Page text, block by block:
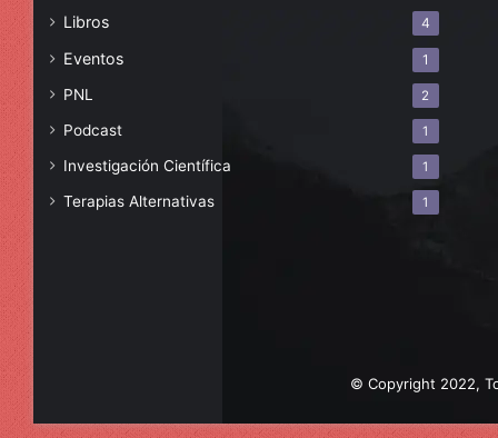
Libros 4
Eventos 1
PNL 2
Podcast 1
Investigación Científica 1
Terapias Alternativas 1
© Copyright 2022,